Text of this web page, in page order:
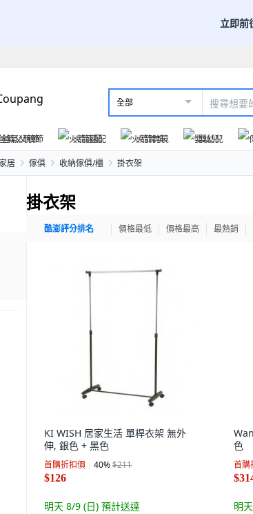
立即前
全部
爸氣父親節
火箭速配 火箭跨境 嬰幼兒
居 傢俱 收納傢俱/櫃 掛衣架
掛衣架
酷澎評分排名 價格最低 價格最高 最熱銷
KI WISH 居家生活 單桿衣架 無外
伸, 銀色 + 黑色
首購折扣價 40%$211
$126
明天 8/9 (日) 預計送達
色
首購
明